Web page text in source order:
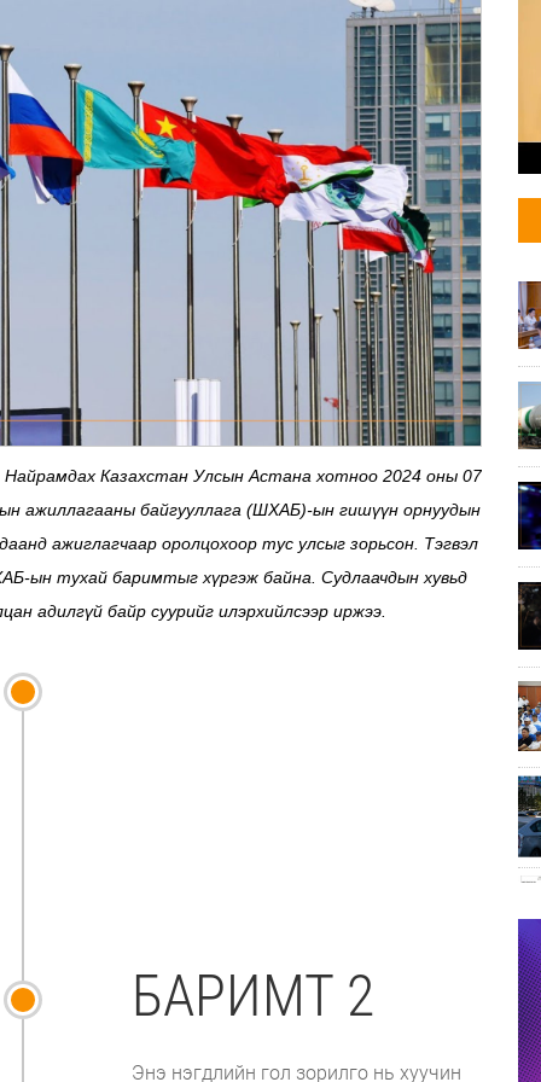
Найрамдах Казахстан Улсын Астана хотноо 2024 оны 07
ажиллагааны байгууллага (ШХАБ)-ын гишүүн орнуудын
ажиглагчаар оролцохоор тус улсыг зорьсон. Тэгвэл
ын тухай баримтыг хүргэж байна. Судлаачдын хувьд
адилгүй байр суурийг илэрхийлсээр иржээ.
БАРИМТ 2
Энэ нэгдлийн гол зорилго нь хуучин